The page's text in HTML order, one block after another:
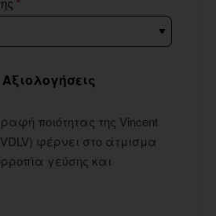
Αξιολογήσεις
ποιότητας της Vincent
φέρνει στο άτμισμα
γεύσης και